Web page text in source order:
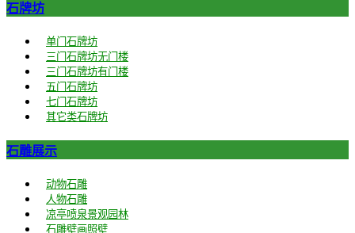
石牌坊
单门石牌坊
三门石牌坊无门楼
三门石牌坊有门楼
五门石牌坊
七门石牌坊
其它类石牌坊
石雕展示
动物石雕
人物石雕
凉亭喷泉景观园林
石雕壁画照壁